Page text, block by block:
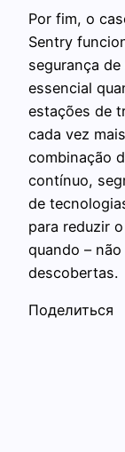
Por fim, o
Sentry
segurança
essencial
estações de
cada vez
combinação
contínuo,
de
para reduzir
quando –
descobertas.
Поделиться